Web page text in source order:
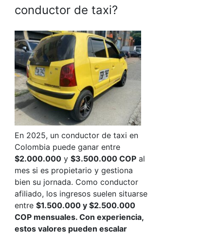
conductor de taxi?
En 2025, un conductor de taxi en
Colombia puede ganar entre
$2.000.000 y $3.500.000 COP al
mes si es propietario y gestiona
bien su jornada. Como conductor
afiliado, los ingresos suelen situarse
entre $1.500.000 y $2.500.000
COP mensuales. Con experiencia,
estos valores pueden escalar